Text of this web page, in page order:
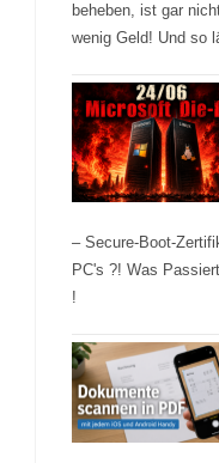
beheben, ist gar
wenig Geld! Und so
– Secure-Boot-
PC's ?! Was
!